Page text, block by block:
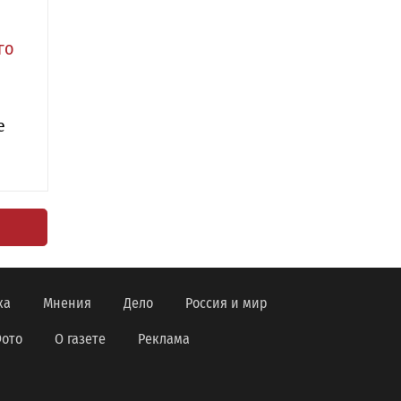
Мнения Дело Россия и мир
О газете Реклама